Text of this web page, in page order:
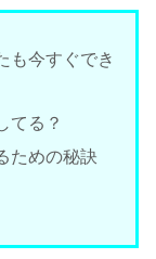
も今すぐでき
てる？
ための秘訣